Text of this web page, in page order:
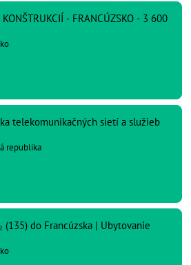
KONŠTRUKCIÍ - FRANCÚZSKO - 3 600
telekomunikačných sietí a služieb
republika
(135) do Francúzska | Ubytovanie